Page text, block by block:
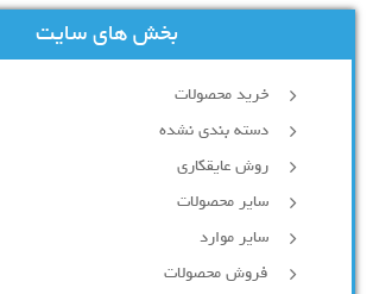
بخش های سایت
خرید محصولات
دسته بندی نشده
روش عایقکاری
سایر محصولات
سایر موارد
فروش محصولات